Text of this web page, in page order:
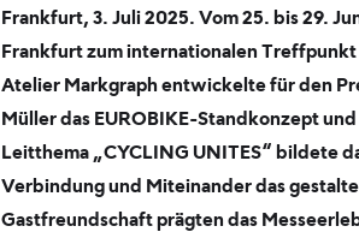
Frankfurt, 3. Juli 2025. Vom 25. bis 29.
Frankfurt zum internationalen
Atelier Markgraph entwickelte für den
Müller das EUROBIKE-Standkonzept
Leitthema „CYCLING UNITES“ bildete
Verbindung und Miteinander das
Gastfreundschaft prägten das